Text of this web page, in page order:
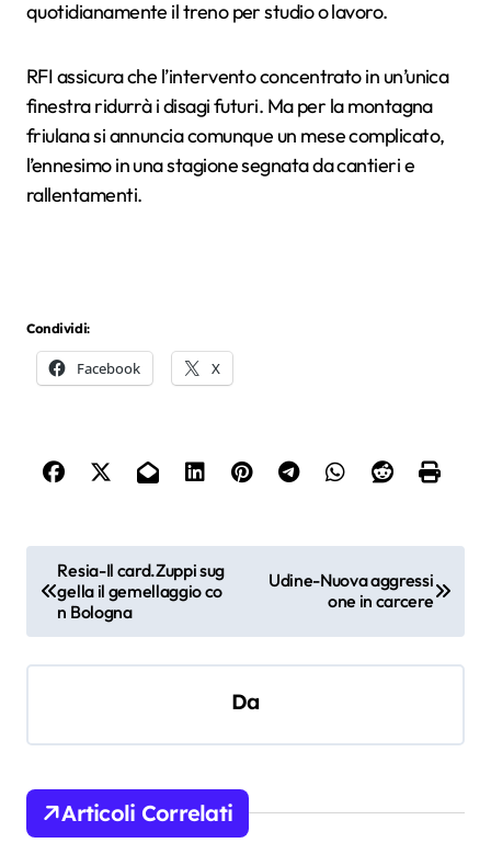
quotidianamente il treno per studio o lavoro.
RFI assicura che l’intervento concentrato in un’unica
finestra ridurrà i disagi futuri. Ma per la montagna
friulana si annuncia comunque un mese complicato,
l’ennesimo in una stagione segnata da cantieri e
rallentamenti.
Condividi:
Facebook X
a
v
i
a
Resia-Il card.Zuppi sug
gella il gemellaggio co
n Bologna
Udine-Nuova aggressi
one in carcere
Da
Articoli Correlati